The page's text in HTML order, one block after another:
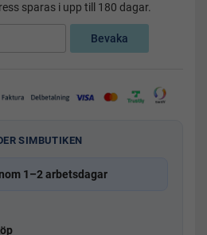
sparas i upp till 180 dagar.
Bevaka
SIMBUTIKEN
1–2 arbetsdagar